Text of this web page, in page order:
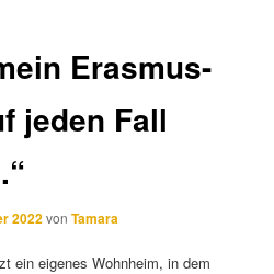
Erasmus-
jeden Fall
2022vonTamara
ein eigenes Wohnheim, in dem